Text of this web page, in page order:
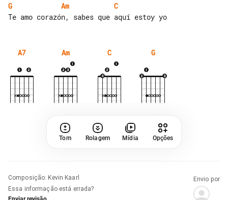
G
Am
C
A7 Am C G
Tom Rolagem Mídia Opções
Composição: Kevin Kaarl
Essa informação está errada?
Envio por